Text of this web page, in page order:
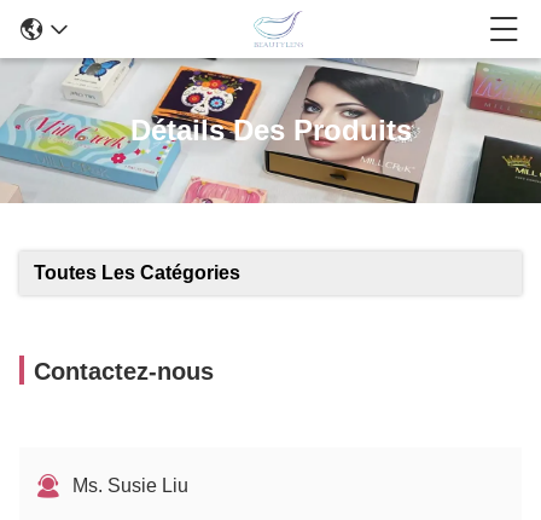
Détails Des Produits
Toutes Les Catégories
Contactez-nous
Ms. Susie Liu